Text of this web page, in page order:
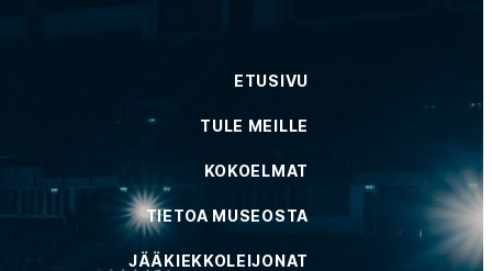
ETUSIVU
TULE MEILLE
KOKOELMAT
TIETOA MUSEOSTA
JÄÄKIEKKOLEIJONAT